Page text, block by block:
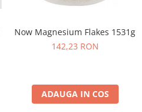
Now Magnesium Flakes 1531g
142,23 RON
ADAUGA IN COS